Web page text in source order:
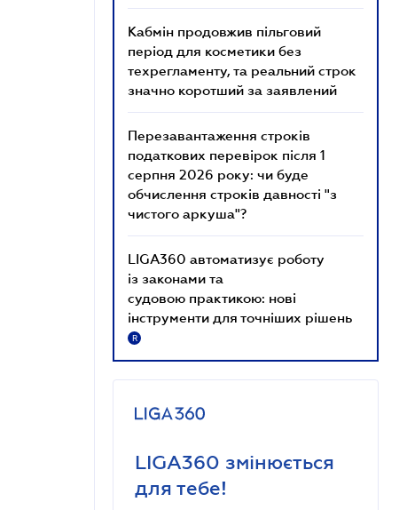
Кабмін продовжив пільговий
період для косметики без
техрегламенту, та реальний строк
значно коротший за заявлений
Перезавантаження строків
податкових перевірок після 1
серпня 2026 року: чи буде
обчислення строків давності "з
чистого аркуша"?
LIGA360 автоматизує роботу
із законами та
судовою практикою: нові
інструменти для точніших рішень
R
LIGA360 змінюється
для тебе!